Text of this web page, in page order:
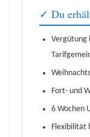
✓ Du
Vergütung
Fort- und
6 Wochen
Flexibilität